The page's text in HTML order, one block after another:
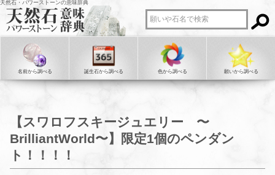
天然石・パワーストーンの意味辞典
名前から調べる 誕生石から調べる 色から調べる 願いから調べる
【スワロフスキージュエリー 〜
BrilliantWorld〜】限定1個のペンダン
ト！！！！